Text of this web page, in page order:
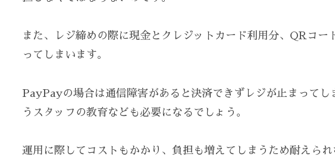
また、レジ締めの際に現金とクレジットカード利用分、QRコー
ってしまいます。
PayPayの場合は通信障害があると決済できずレジが止まってし
うスタッフの教育なども必要になるでしょう。
運用に際してコストもかかり、負担も増えてしまうため耐えら